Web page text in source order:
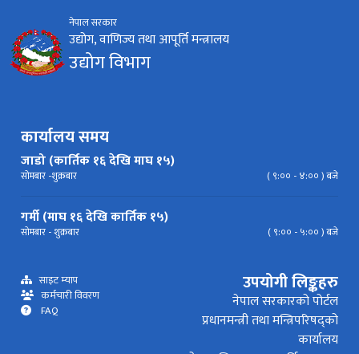
नेपाल सरकार
उद्योग, वाणिज्य तथा आपूर्ति मन्त्रालय
उद्योग विभाग
कार्यालय समय
जाडो (कार्तिक १६ देखि माघ १५)
सोमबार -शुक्रबार ( ९:०० - ४:०० ) बजे
गर्मी (माघ १६ देखि कार्तिक १५)
सोमबार - शुक्रबार ( ९:०० - ५:०० ) बजे
साइट म्याप
कर्मचारी विवरण
FAQ
उपयोगी लिङ्कहरु
नेपाल सरकारको पोर्टल
प्रधानमन्त्री तथा मन्त्रिपरिषद्को
कार्यालय